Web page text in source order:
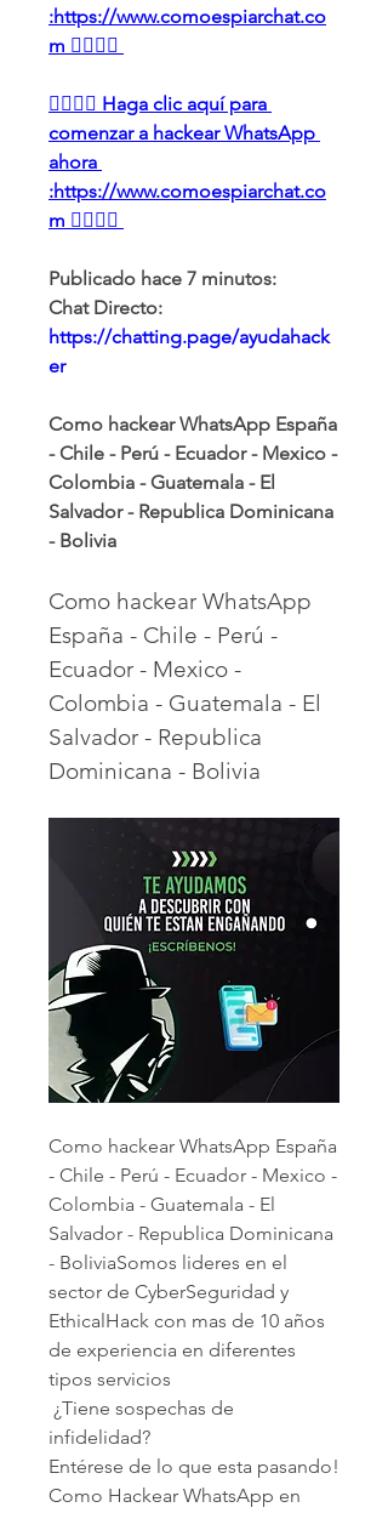
:https://www.comoespiarchat.co
m 👈🏻👈🏻
👉🏻👉🏻 Haga clic aquí para
comenzar a hackear WhatsApp
ahora
:https://www.comoespiarchat.co
m 👈🏻👈🏻
Publicado hace 7 minutos:
Chat Directo:
https://chatting.page/ayudahack
er
Como hackear WhatsApp España
- Chile - Perú - Ecuador - Mexico -
Colombia - Guatemala - El
Salvador - Republica Dominicana
- Bolivia
Como hackear WhatsApp
España - Chile - Perú -
Ecuador - Mexico -
Colombia - Guatemala - El
Salvador - Republica
Dominicana - Bolivia
Como hackear WhatsApp España
- Chile - Perú - Ecuador - Mexico -
Colombia - Guatemala - El
Salvador - Republica Dominicana
- BoliviaSomos lideres en el
sector de CyberSeguridad y
EthicalHack con mas de 10 años
de experiencia en diferentes
tipos servicios
¿Tiene sospechas de
infidelidad?
Entérese de lo que esta pasando!
Como Hackear WhatsApp en